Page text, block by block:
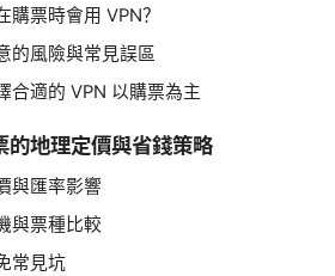
購票時會用 VPN？
的風險與常見誤區
合適的 VPN 以購票為主
的地理定價與省錢策略
與匯率影響
與票種比較
常見坑